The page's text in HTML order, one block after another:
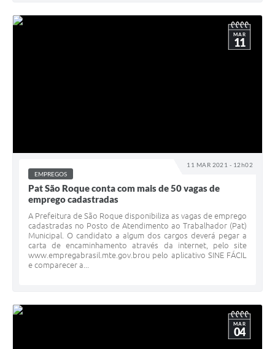
11 MAR 2021 - 12h02
MAR
11
EMPREGOS
Pat São Roque conta com mais de 50 vagas de
emprego cadastradas
A Prefeitura de São Roque disponibiliza as vagas de emprego
cadastradas no Posto de Atendimento ao Trabalhador (Pat)
Municipal. O candidato a algum dos cargos deverá pegar a
carta de encaminhamento através da internet, pelo site
www.empregabrasil.mte.gov.brou pelo aplicativo SINE FÁCIL
e comparecer a...
MAR
04